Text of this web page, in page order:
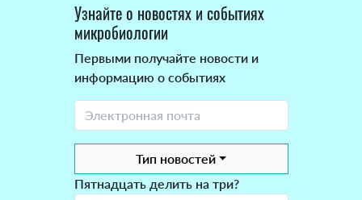
Узнайте о новостях и событиях
микробиологии
Первыми получайте новости и
информацию о событиях
Тип новостей
Пятнадцать делить на три?